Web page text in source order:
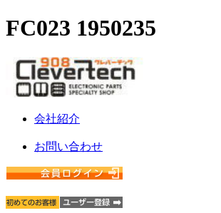
FC023 1950235
会社紹介
お問い合わせ